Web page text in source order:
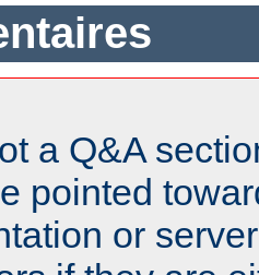
a Q&A
pointed
or